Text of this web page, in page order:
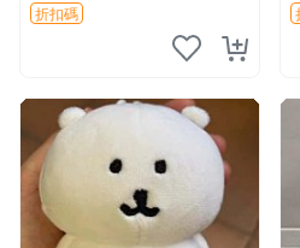
折扣碼